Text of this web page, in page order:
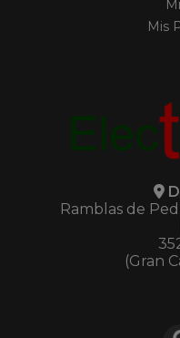
Mis
Ramblas de
(Gran